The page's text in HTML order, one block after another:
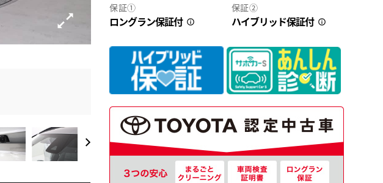
2
41
保証①
ロングラン保証付
保証②
ハイブリッド保証付